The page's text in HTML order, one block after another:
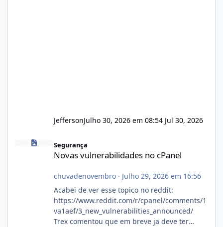
JeffersonJulho 30, 2026 em 08:54 Jul 30, 2026
Novas vulnerabilidades no cPanel
Segurança
Novas vulnerabilidades no cPanel
chuvadenovembro· Julho 29, 2026 em 16:56
Acabei de ver esse topico no reddit:
https://www.reddit.com/r/cpanel/comments/1
va1aef/3_new_vulnerabilities_announced/
Trex comentou que em breve ja deve ter